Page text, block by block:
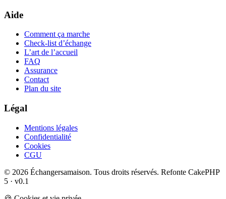
Aide
Comment ça marche
Check-list d’échange
L’art de l’accueil
FAQ
Assurance
Contact
Plan du site
Légal
Mentions légales
Confidentialité
Cookies
CGU
© 2026 Échangersamaison. Tous droits réservés. Refonte CakePHP
5 · v0.1